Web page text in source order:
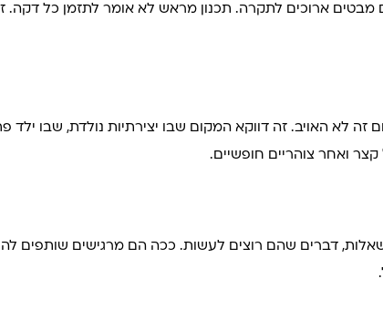
ארוכים לתקרה. תכנון מראש לא אומר לתזמן כל דקה.
לא האויב. זה דווקא המקום שבו יצירתיות נולדת, שבו ילד
ואחר צוהריים חופשיים.
דברים שהם רוצים לעשות. ככה הם מרגישים שותפים